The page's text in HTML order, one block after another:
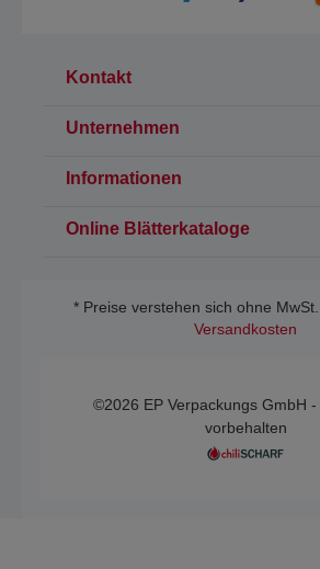
Kontakt
Unternehmen
Informationen
Online Blätterkataloge
* Preise verstehen sich ohne
Versandkosten
©2026 EP Verpackungs GmbH -
vorbehalten